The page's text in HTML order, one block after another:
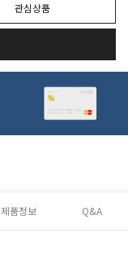
관심상품
제품정보 Q&A